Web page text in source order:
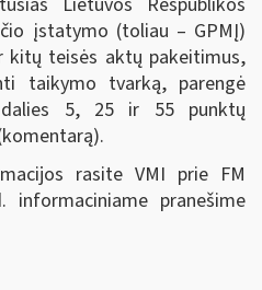
įstatymo (toliau – GPMĮ)
kitų teisės aktų pakeitimus,
taikymo tvarką, parengė
5, 25 ir 55 punktų
rasite VMI prie FM
informaciniame pranešime